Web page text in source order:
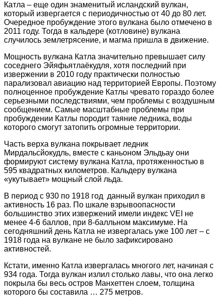
Катла – еще один знаменитый исландский вулкан,
который извергается с периодичностью от 40 до 80 лет.
Очередное пробуждение этого вулкана было отмечено в
2011 году. Тогда в кальдере (котловине) вулкана
случилось землетрясение, и магма пришла в движение.
Мощность вулкана Катла значительно превышает силу
соседнего Эйяфьятлаёкудля, хотя последний при
извержении в 2010 году практически полностью
парализовал авиацию над территорией Европы. Поэтому
полноценное пробуждение Катлы чревато гораздо более
серьезными последствиями, чем проблемы с воздушным
сообщением. Самые масштабные проблемы при
пробуждении Катлы породит таяние ледника, воды
которого смогут затопить огромные территории.
Часть верха вулкана покрывает ледник
Мирдальсйокудль, вместе с каньоном Эльдьау они
формируют систему вулкана Катла, протяженностью в
595 квадратных километров. Кальдеру вулкана
«укутывает» мощный слой льда.
В период с 930 по 1918 год данный вулкан приходил в
активность 16 раз. По шкале взрывоопасности
большинство этих извержений имели индекс VEI не
менее 4-6 баллов, при 8-балльном максимуме. На
сегодняшний день Катла не извергалась уже 100 лет – с
1918 года на вулкане не было зафиксировано
активностей.
Кстати, именно Катла извергалась многого лет, начиная с
934 года. Тогда вулкан излил столько лавы, что она легко
покрыла бы весь остров Манхеттен слоем, толщина
которого бы составила … 275 метров.